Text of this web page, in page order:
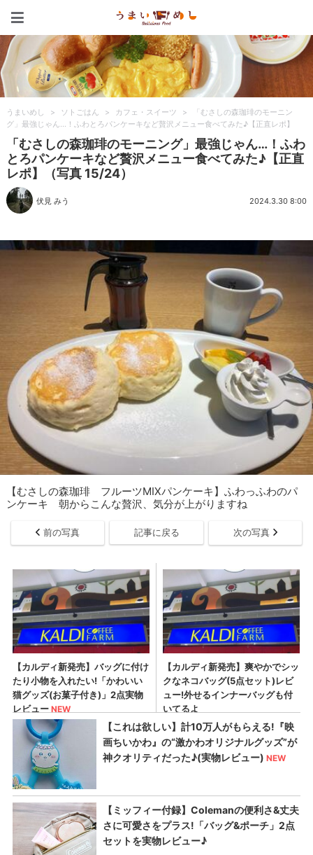
うまいめし > ソトごはん > カフェ・スイーツ >
「むさしの森珈琲のモーニン
グ」最強じゃん…！ふわとろパンケーキなど贅沢メニュー食べてみた♪【正直レポ】
「むさしの森珈琲のモーニング」最強じゃん…！ふわ
とろパンケーキなど贅沢メニュー食べてみた♪【正直
レポ】（写真 15/24）
伏見 みう 2024.3.30 8:00
【むさしの森珈琲 フルーツMIXパンケーキ】ふわっふわのパ
ンケーキ 朝からこんな贅沢、気分が上がりますね
前の写真 記事に戻る 次の写真